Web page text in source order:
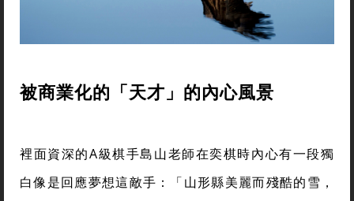
被商業化的「天才」的內心風景
裡面資深的A級棋手島山老師在奕棋時內心有一段獨
白像是回應夢想這敵手：「山形縣美麗而殘酷的雪，